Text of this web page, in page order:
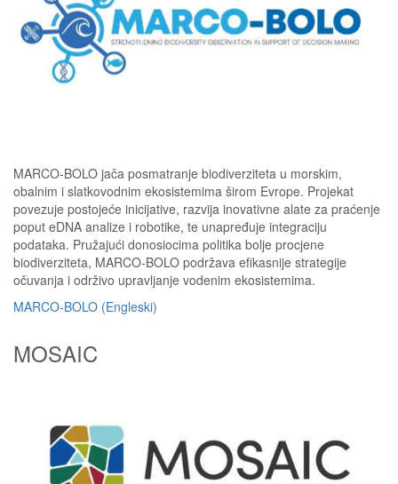
MARCO-BOLO jača posmatranje biodiverziteta u morskim,
obalnim i slatkovodnim ekosistemima širom Evrope. Projekat
povezuje postojeće inicijative, razvija inovativne alate za praćenje
poput eDNA analize i robotike, te unapređuje integraciju
podataka. Pružajući donosiocima politika bolje procjene
biodiverziteta, MARCO-BOLO podržava efikasnije strategije
očuvanja i održivo upravljanje vodenim ekosistemima.
MARCO-BOLO (Engleski)
MOSAIC